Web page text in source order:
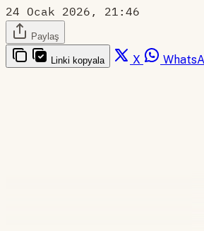
24 Ocak 2026, 21:46
Paylaş
Linki kopyala X